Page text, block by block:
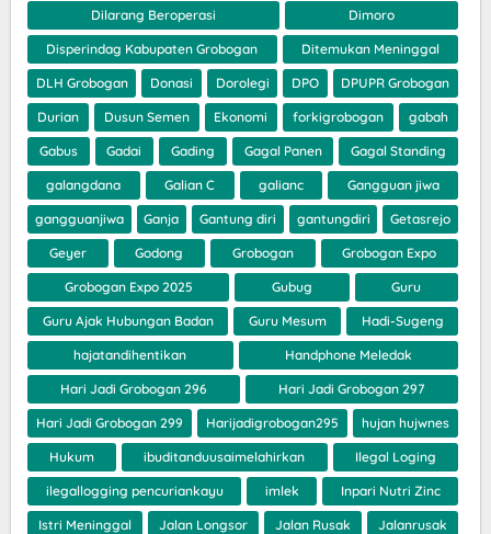
Dilarang Beroperasi Dimoro
Disperindag Kabupaten Grobogan Ditemukan Meninggal
DLH Grobogan Donasi Dorolegi DPO DPUPR Grobogan
Durian Dusun Semen Ekonomi forkigrobogan gabah
Gabus Gadai Gading Gagal Panen Gagal Standing
galangdana Galian C galianc Gangguan jiwa
gangguanjiwa Ganja Gantung diri gantungdiri Getasrejo
Geyer Godong Grobogan Grobogan Expo
Grobogan Expo 2025 Gubug Guru
Guru Ajak Hubungan Badan Guru Mesum Hadi-Sugeng
hajatandihentikan Handphone Meledak
Hari Jadi Grobogan 296 Hari Jadi Grobogan 297
Hari Jadi Grobogan 299 Harijadigrobogan295 hujan hujwnes
Hukum ibuditanduusaimelahirkan Ilegal Loging
ilegallogging pencuriankayu imlek Inpari Nutri Zinc
Istri Meninggal Jalan Longsor Jalan Rusak Jalanrusak